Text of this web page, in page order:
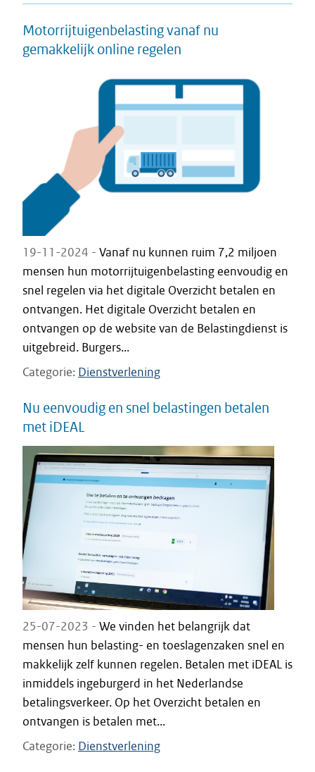
Motorrijtuigenbelasting vanaf nu
gemakkelijk online regelen
19-11-2024 - Vanaf nu kunnen ruim 7,2 miljoen
mensen hun motorrijtuigenbelasting eenvoudig en
snel regelen via het digitale Overzicht betalen en
ontvangen. Het digitale Overzicht betalen en
ontvangen op de website van de Belastingdienst is
uitgebreid. Burgers...
Categorie Dienstverlening
Nu eenvoudig en snel belastingen betalen
met iDEAL
25-07-2023 - We vinden het belangrijk dat
mensen hun belasting- en toeslagenzaken snel en
makkelijk zelf kunnen regelen. Betalen met iDEAL is
inmiddels ingeburgerd in het Nederlandse
betalingsverkeer. Op het Overzicht betalen en
ontvangen is betalen met...
Categorie Dienstverlening